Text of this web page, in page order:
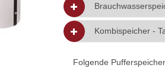
Kombispeicher -
Folgende